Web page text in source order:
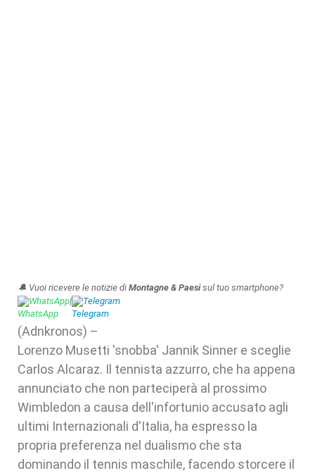
🔔 Vuoi ricevere le notizie di Montagne & Paesisul tuo smartphone?
WhatsApp| Telegram
(Adnkronos) –
Lorenzo Musetti 'snobba' Jannik Sinner e sceglie
Carlos Alcaraz. Il tennista azzurro, che ha appena
annunciato che non parteciperà al prossimo
Wimbledon a causa dell'infortunio accusato agli
ultimi Internazionali d'Italia, ha espresso la
propria preferenza nel dualismo che sta
dominando il tennis maschile, facendo storcere il